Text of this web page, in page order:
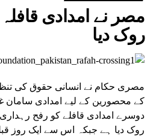
مصر نے امدادی
روک دیا
مصری حکام نے انسانی حقوق کی
کے محصورین کے لیے امدادی سامان
دوسرے امدادی قافلے کو رفح
روک دیا ہے جبکہ اس سے ایک روز قبل